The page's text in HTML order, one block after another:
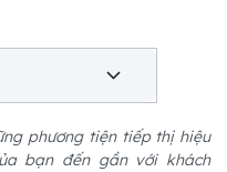
phương tiện tiếp thị hiệu
bạn đến gần với khách